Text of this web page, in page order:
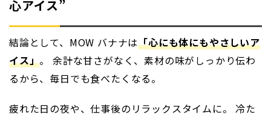
心アイス”
結論として、MOW バナナは「心にも体にもやさしいア
イス」。 余計な甘さがなく、素材の味がしっかり伝わ
るから、毎日でも食べたくなる。
疲れた日の夜や、仕事後のリラックスタイムに。 冷た